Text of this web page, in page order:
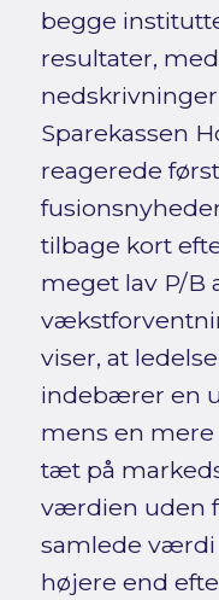
begge
resultater,
Sparekassen
reagerede
tilbage kort
meget lav P/B
viser, at
indebærer en
mens en
tæt på
værdien uden
samlede
højere end